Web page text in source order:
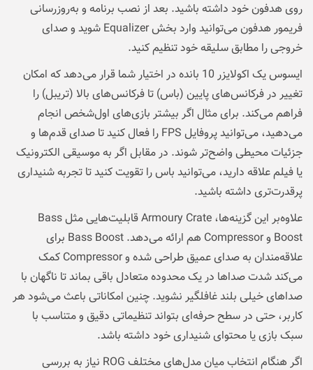
روی هدفون خود داشته باشید. بعد از نصب برنامه و به‌روزرسانی
فریمور هدفون می‌توانید وارد بخش Equalizer شوید و صدای
خروجی را مطابق سلیقه خود تنظیم کنید.
ایسوس یک اکولایزر 10 بانده در اختیار شما قرار می‌دهد که امکان
تغییر در فرکانس‌های پایین (باس) تا فرکانس‌های بالا (تریبل) را
فراهم می‌کند. برای مثال اگر بیشتر بازی‌های اول‌شخص انجام
می‌دهید، می‌توانید پروفایل FPS را فعال کنید تا صدای قدم‌ها و
جزئیات محیطی واضح‌تر شوند. در مقابل اگر به موسیقی الکترونیک
یا فیلم علاقه دارید، می‌توانید باس را تقویت کنید تا تجربه شنیداری
پرقدرت‌تری داشته باشید.
علاوه‌بر این گزینه‌ها، Armoury Crate قابلیت‌هایی مثل Bass
Boost و Compressor هم ارائه می‌دهد. Bass Boost برای
علاقه‌مندان به صدای عمیق طراحی شده و Compressor کمک
می‌کند شدت صداها در یک محدوده متعادل باقی بماند تا ناگهان با
صداهای خیلی بلند غافلگیر نشوید. چنین امکاناتی باعث می‌شود هر
کاربر، حتی در سطح حرفه‌ای بتواند تنظیماتی دقیق و متناسب با
سبک بازی یا محتوای شنیداری خود داشته باشد.
اگر هنگام انتخاب میان مدل‌های مختلف ROG نیاز به بررسی